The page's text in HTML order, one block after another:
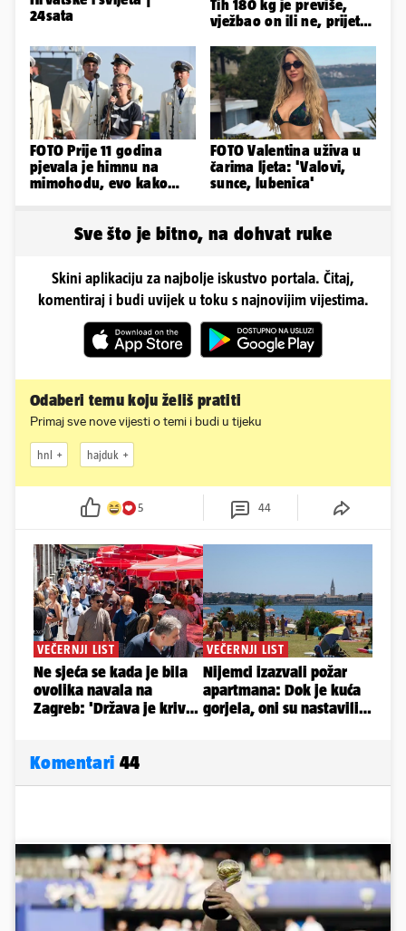
24sata
Tih 180 kg je previše,
vježbao on ili ne, prijete
FOTO Prije 11 godina
pjevala je himnu na
mimohodu, evo kako
FOTO Valentina uživa u
čarima ljeta: 'Valovi,
sunce, lubenica'
Sve što je bitno, na dohvat ruke
Skini aplikaciju za najbolje iskustvo portala. Čitaj,
komentiraj i budi uvijek u toku s najnovijim vijestima.
Odaberi temu koju želiš pratiti
Primaj sve nove vijesti o temi i budi u tijeku
hnl hajduk
5 44
Komentari 44